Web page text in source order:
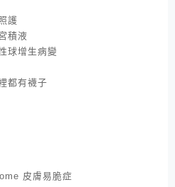
護
積液
球增生病變
都有襪子
皮膚易脆症